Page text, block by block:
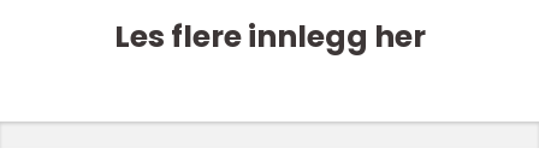
Les flere innlegg her